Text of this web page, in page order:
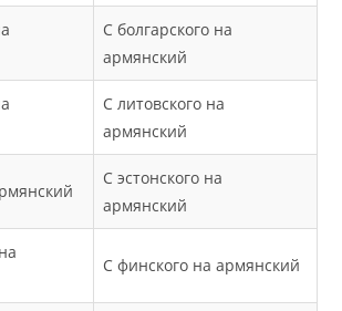
С болгарского на
армянский
С литовского на
армянский
С эстонского на
армянский
С финского на армянский